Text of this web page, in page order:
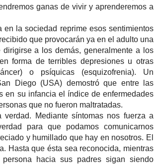
ganas de vivir y aprenderemos a
en la sociedad reprime esos sentimientos
que provocarán ya en el adulto una
a los demás, generalmente a los
forma de terribles depresiones u otras
o psíquicas (esquizofrenia). Un
Diego (USA) demostró que entre las
en su infancia el índice de enfermedades
que no fueron maltratadas.
Mediante síntomas nos fuerza a
para que podamos comunicarnos
y humillado que hay en nosotros. El
Hasta que ésta sea reconocida, mientras
hacia sus padres sigan siendo